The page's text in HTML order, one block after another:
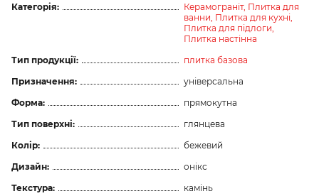
Категорія:
Керамограніт, Плитка для
ванни, Плитка для кухні,
Плитка для підлоги,
Плитка настінна
Тип продукції:
плитка базова
Призначення:
універсальна
Форма:
прямокутна
Тип поверхні:
глянцева
Колір:
бежевий
Дизайн:
онікс
Текстура:
камінь